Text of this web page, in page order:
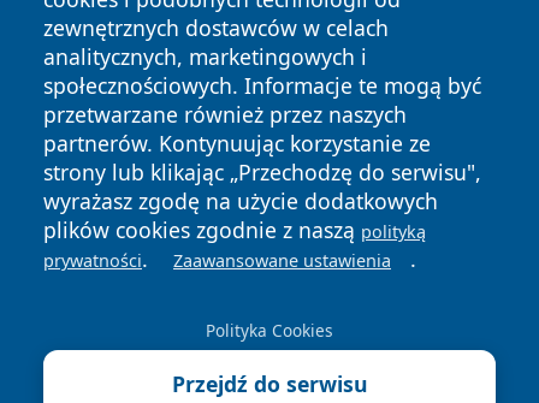
zewnętrznych dostawców w celach
analitycznych, marketingowych i
społecznościowych. Informacje te mogą być
przetwarzane również przez naszych
partnerów. Kontynuując korzystanie ze
strony lub klikając „Przechodzę do serwisu",
wyrażasz zgodę na użycie dodatkowych
plików cookies zgodnie z naszą polityką
prywatności. Zaawansowane ustawienia .
Polityka Cookies
Przejdź do serwisu
Copyright © 2026 terazgniezno.pl Wszystkie prawa
zastrzeżone.
News Autorzy
Polityka
Prywatności
Polityka
Cookies